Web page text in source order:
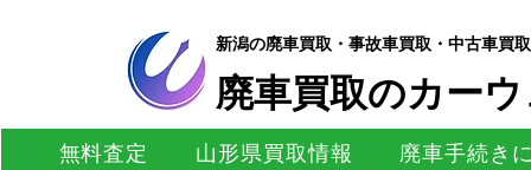
新潟の廃車買取・事故車買取・中古車買
廃車買取のカー
無料査定 山形県買取情報 廃車手続き